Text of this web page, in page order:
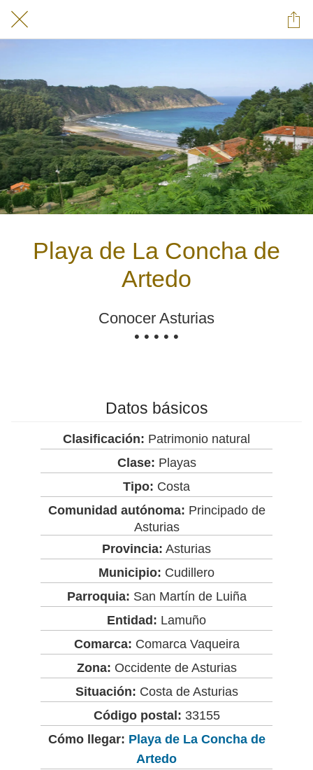
Playa de La Concha de
Artedo
Conocer Asturias
• • • • •
Datos básicos
Clasificación: Patrimonio natural
Clase: Playas
Tipo: Costa
Comunidad autónoma: Principado de
Asturias
Provincia: Asturias
Municipio: Cudillero
Parroquia: San Martín de Luiña
Entidad: Lamuño
Comarca: Comarca Vaqueira
Zona: Occidente de Asturias
Situación: Costa de Asturias
Código postal: 33155
Cómo llegar: Playa de La Concha de
Artedo